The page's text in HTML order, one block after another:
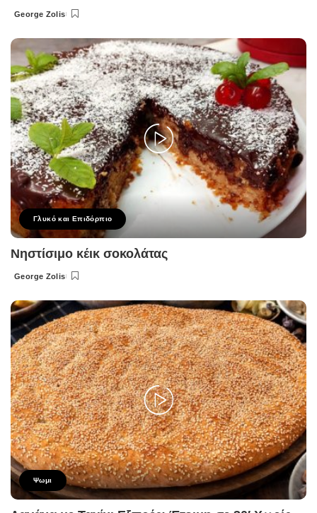
Posted
George Zolis
Γλυκό και Επιδόρπιο
Νηστίσιμο κέικ σοκολάτας
Posted
George Zolis
Ψωμι